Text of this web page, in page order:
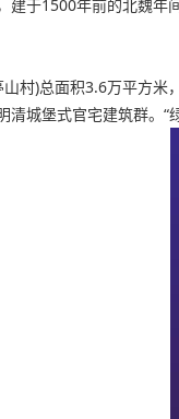
建于1500年前的北魏
村)总面积3.6万平方
城堡式官宅建筑群。“